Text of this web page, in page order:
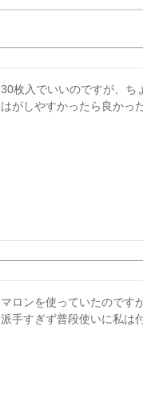
30枚入でいいのですが、ち
はがしやすかったら良かっ
マロンを使っていたのです
派手すぎず普段使いに私は